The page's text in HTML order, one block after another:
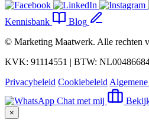
Kennisbank
Blog
© Marketing Maatwerk. Alle rechten
KVK: 91114551 | BTW:
Privacybeleid Cookiebeleid
Chat met mij
×